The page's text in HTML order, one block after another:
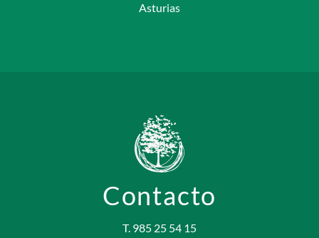
Asturias
Contacto
T. 985 25 54 15